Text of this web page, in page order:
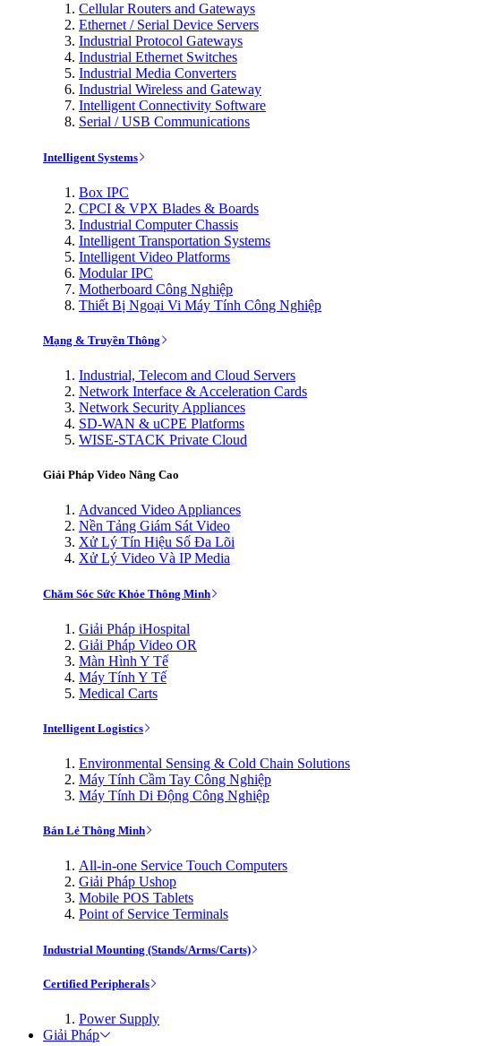
Cellular Routers and Gateways
Ethernet / Serial Device Servers
Industrial Protocol Gateways
Industrial Ethernet Switches
Industrial Media Converters
Industrial Wireless and Gateway
Intelligent Connectivity Software
Serial / USB Communications
Intelligent Systems
Box IPC
CPCI & VPX Blades & Boards
Industrial Computer Chassis
Intelligent Transportation Systems
Intelligent Video Platforms
Modular IPC
Motherboard Công Nghiệp
Thiết Bị Ngoại Vi Máy Tính Công Nghiệp
Mạng & Truyền Thông
Industrial, Telecom and Cloud Servers
Network Interface & Acceleration Cards
Network Security Appliances
SD-WAN & uCPE Platforms
WISE-STACK Private Cloud
Giải Pháp Video Nâng Cao
Advanced Video Appliances
Nền Tảng Giám Sát Video
Xử Lý Tín Hiệu Số Đa Lõi
Xử Lý Video Và IP Media
Chăm Sóc Sức Khỏe Thông Minh
Giải Pháp iHospital
Giải Pháp Video OR
Màn Hình Y Tế
Máy Tính Y Tế
Medical Carts
Intelligent Logistics
Environmental Sensing & Cold Chain Solutions
Máy Tính Cầm Tay Công Nghiệp
Máy Tính Di Động Công Nghiệp
Bán Lẻ Thông Minh
All-in-one Service Touch Computers
Giải Pháp Ushop
Mobile POS Tablets
Point of Service Terminals
Industrial Mounting (Stands/Arms/Carts)
Certified Peripherals
Power Supply
Giải Pháp